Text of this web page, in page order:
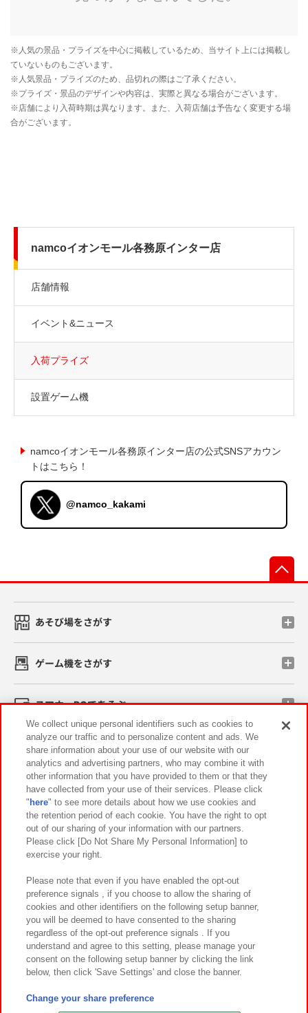
namcoイオンモール各務原インター店
店舗情報
イベント&ニュース
入荷プライズ
設置ゲーム機
namcoイオンモール各務原インター店の公式SNSアカウン
トはこちら！
@namco_kakami
あそび場をさがす
ゲーム機をさがす
スマホ・PCであそぶ
イベント・キャンペーン
関連会社 サステナビリティ サイトポリシー
プライバシーポリシー ウェブアクセシビリティ方針と検証結果
お取引先さまとともに
カスタマーハラスメント対応方針 よくあるご質問・お問い合わせ
©Bandai Namco Amusement Inc.
©Bandai Namco Amusement Lab Inc.
We collect unique personal identifiers such as cookies to
analyze our traffic and to personalize content and ads. We
share information about your use of our website with our
analytics and advertising partners, who may combine it with
other information that you have provided to them or that they
have collected from your use of their services. Please click
" here" to see more details about how we use cookies and
the retention period of each cookie. You have the right to opt
out of our sharing of your information with our partners.
Please click [Do Not Share My Personal Information] to
exercise your right.
Please note that even if you have enabled the opt-out
preference signals , if you choose to allow the sharing of
cookies and other identifiers on the following setup banner,
you will be deemed to have consented to the sharing
regardless of the opt-out preference signals . If you
understand and agree to this setting, please manage your
consent on the following setup banner by clicking the link
below, then click 'Save Settings' and close the banner.
Change your share preference